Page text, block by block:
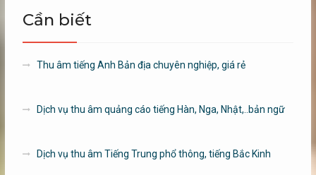
Cần biết
Thu âm tiếng Anh Bản địa chuyên nghiệp, giá rẻ
Dịch vụ thu âm quảng cáo tiếng Hàn, Nga, Nhật,..bản ngữ
Dịch vụ thu âm Tiếng Trung phổ thông, tiếng Bắc Kinh